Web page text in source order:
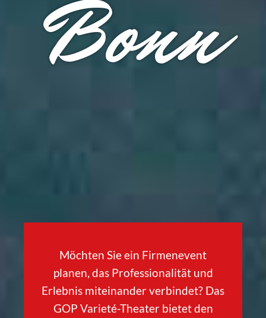
Bonn
Möchten Sie ein Firmenevent
planen, das Professionalität und
Erlebnis miteinander verbindet? Das
GOP Varieté-Theater bietet den